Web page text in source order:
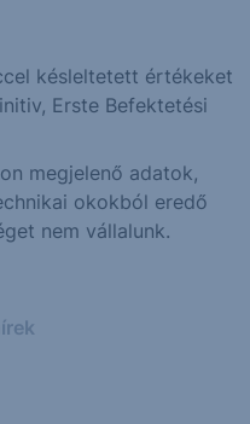
késleltetett értékeket
Erste Befektetési
megjelenő adatok,
okokból eredő
nem vállalunk.